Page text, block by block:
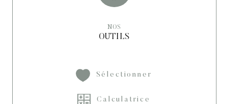
NOS
OUTILS
Sélectionner
Calculatrice